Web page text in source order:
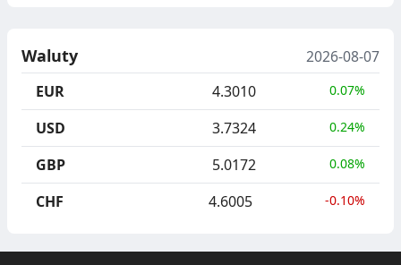
Waluty
2026-08-07
EUR
4.3010 0.07%
USD 3.7324 0.24%
GBP 5.0172 0.08%
CHF 4.6005 -0.10%